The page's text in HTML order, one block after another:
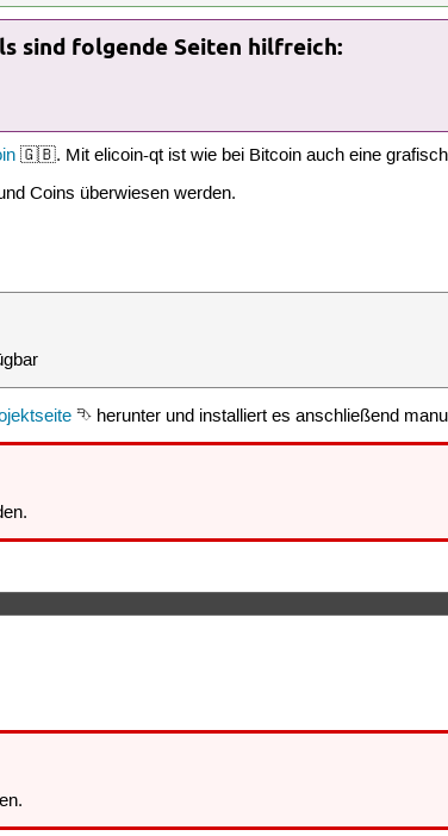
sind folgende Seiten hilfreich:
🇬🇧. Mit elicoin-qt ist wie bei Bitcoin auch eine
Coins überwiesen werden.
⮷ herunter und installiert es anschließend